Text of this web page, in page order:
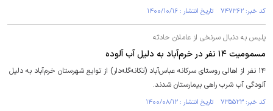
کد خبر: ۷۴۷۳۶۲ تاریخ انتشار : ۱۴۰۰/۱۰/۱۶
پلیس به دنبال سرنخی از عاملان حادثه
مسمومیت ۱۴ نفر در خرم‌آباد به دلیل آب آلوده
۱۴ نفر از اهالی روستای سرکانه عباس‌آباد (تکانه‌گله‌دار) از توابع شهرستان خرم‌آباد به دلیل
آلودگی آب شرب راهی بیمارستان شدند.
کد خبر: ۷۳۵۵۲۳ تاریخ انتشار : ۱۴۰۰/۰۸/۱۲